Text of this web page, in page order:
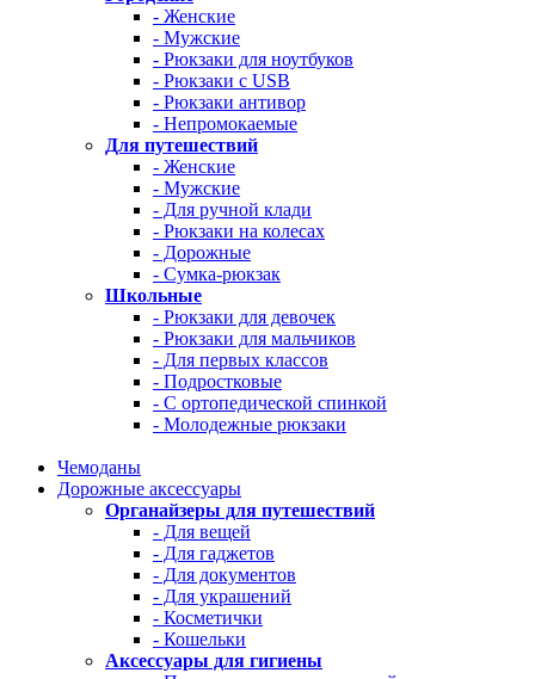
- Женские
- Мужские
- Рюкзаки для ноутбуков
- Рюкзаки с USB
- Рюкзаки антивор
- Непромокаемые
Для путешествий
- Женские
- Мужские
- Для ручной клади
- Рюкзаки на колесах
- Дорожные
- Сумка-рюкзак
Школьные
- Рюкзаки для девочек
- Рюкзаки для мальчиков
- Для первых классов
- Подростковые
- С ортопедической спинкой
- Молодежные рюкзаки
Чемоданы
Дорожные аксессуары
Органайзеры для путешествий
- Для вещей
- Для гаджетов
- Для документов
- Для украшений
- Косметички
- Кошельки
Аксессуары для гигиены